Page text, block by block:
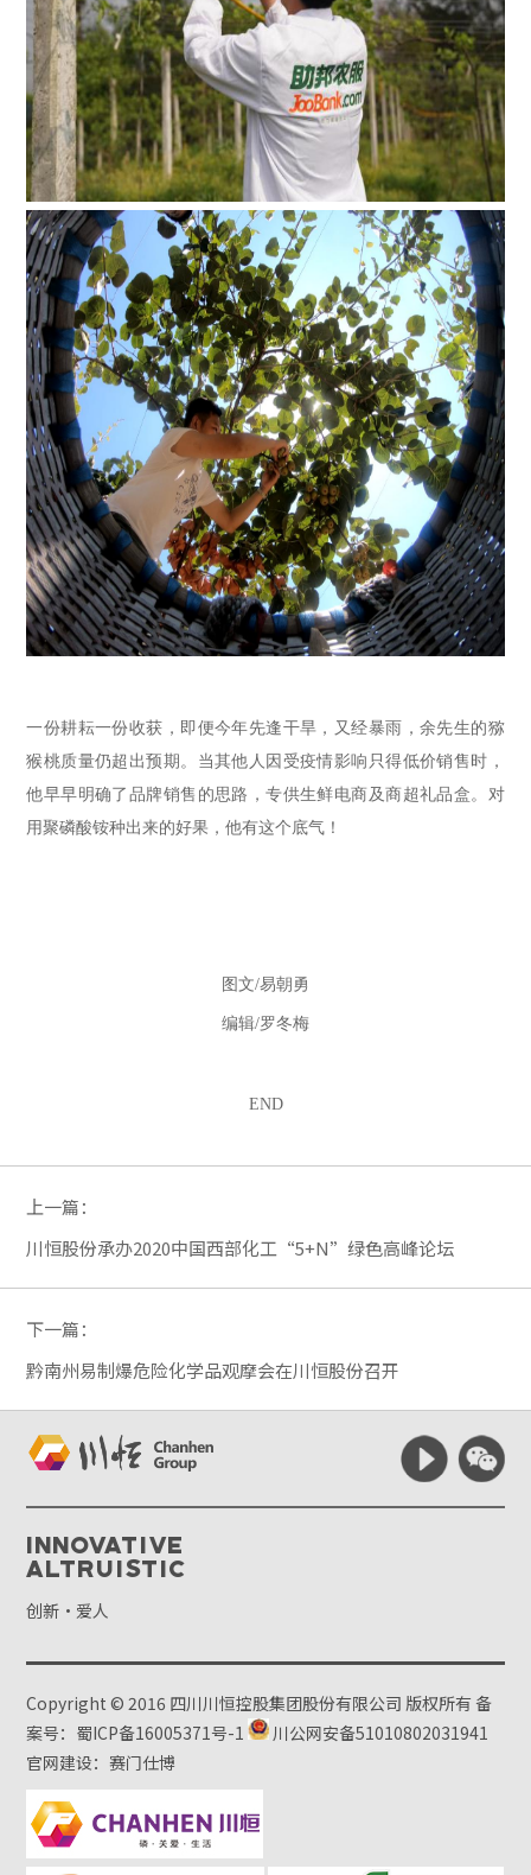
一份耕耘一份收获，即便今年先逢干旱，又经暴雨，余先生的猕
猴桃质量仍超出预期 。 当其他人因受疫情影响只得低价销售时，
他早早明确了品牌销售的思路 ，专供生鲜电商及商超礼品盒。 对
用聚磷酸铵种出来的好果，他有这个底气！
图文/易朝勇
编辑/罗冬梅
END
上一篇：
川恒股份承办2020中国西部化工“5+N”绿色高峰论坛
下一篇：
黔南州易制爆危险化学品观摩会在川恒股份召开
Innovative
Altruistic
创新·爱人
Copyright © 2016 四川川恒控股集团股份有限公司 版权所有备
案号：蜀ICP备16005371号-1
川公网安备51010802031941
官网建设：赛门仕博